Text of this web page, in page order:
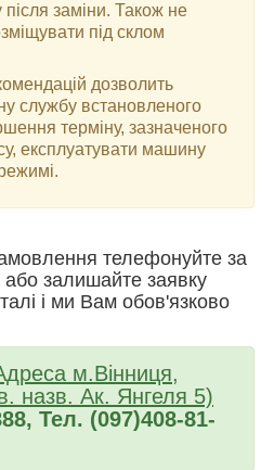
після заміни. Також не
під склом
дозволить
службу встановленого
терміну, зазначеного
експлуатувати машину
телефонуйте за
залишайте заявку
і ми Вам обов'язково
м.Вінниця,
назв. Ак. Янгеля 5)
Тел. (097)408-81-